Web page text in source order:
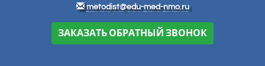
metodist@edu-med-nmo.ru
ЗАКАЗАТЬ ОБРАТНЫЙ ЗВОНОК